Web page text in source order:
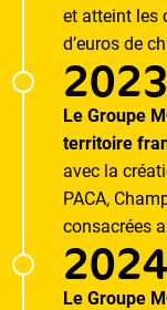
et atteint les
d’euros de
2023
Le Groupe
territoire
avec la
PACA,
consacrées
2024
Le Groupe